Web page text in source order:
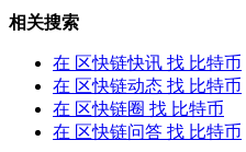
相关搜索
在 区快链快讯 找 比特币
在 区快链动态 找 比特币
在 区快链圈 找 比特币
在 区快链问答 找 比特币